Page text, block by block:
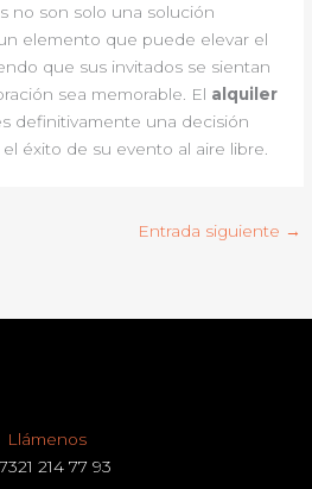
no son solo una solución
elemento que puede elevar el
que sus invitados se sientan
sea memorable. El alquiler
definitivamente una decisión
éxito de su evento al aire libre.
Entrada siguiente →
Llámenos
214 77 93